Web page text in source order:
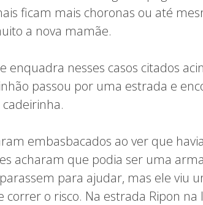
ficam mais choronas ou até
a nova mamãe.
enquadra nesses casos citados
passou por uma estrada e
embasbacados ao ver que
acharam que podia ser uma
para ajudar, mas ele viu
correr o risco. Na estrada Ripon na